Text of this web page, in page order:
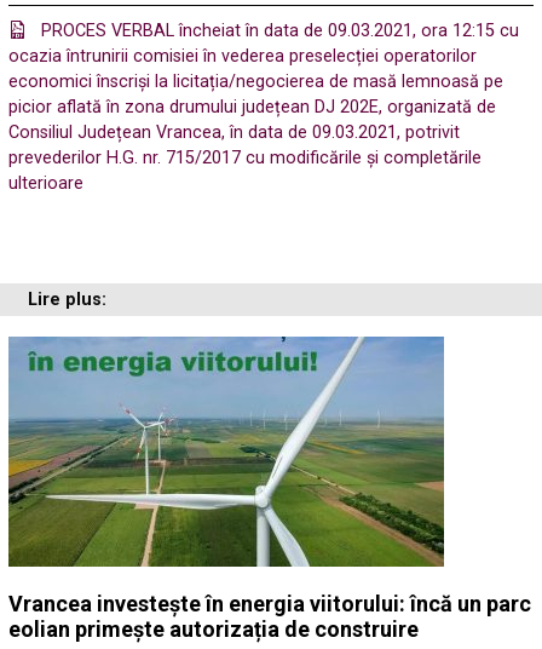
PROCES VERBAL încheiat în data de 09.03.2021, ora 12:15 cu
ocazia întrunirii comisiei în vederea preselecției operatorilor
economici înscriși la licitația/negocierea de masă lemnoasă pe
picior aflată în zona drumului județean DJ 202E, organizată de
Consiliul Județean Vrancea, în data de 09.03.2021, potrivit
prevederilor H.G. nr. 715/2017 cu modificările și completările
ulterioare
Lire plus:
Vrancea investește în energia viitorului: încă un parc
eolian primește autorizația de construire